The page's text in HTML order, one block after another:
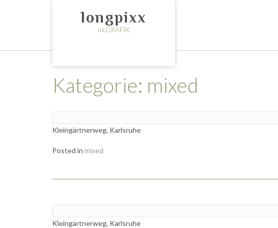
longpixx
nkGRAFIK
Kategorie: mixed
Kleingärtnerweg, Karlsruhe
Posted in mixed
Kleingärtnerweg, Karlsruhe